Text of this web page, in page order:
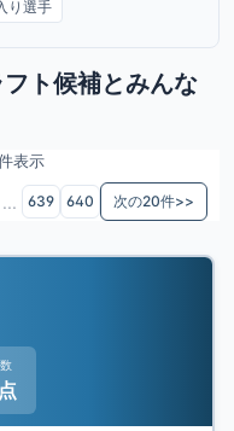
り選手
ト候補とみんな
表示
... 639 640 次の20件>>